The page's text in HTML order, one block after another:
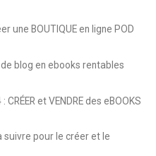
une BOUTIQUE en ligne POD
blog en ebooks rentables
CRÉER et VENDRE des eBOOKS
suivre pour le créer et le